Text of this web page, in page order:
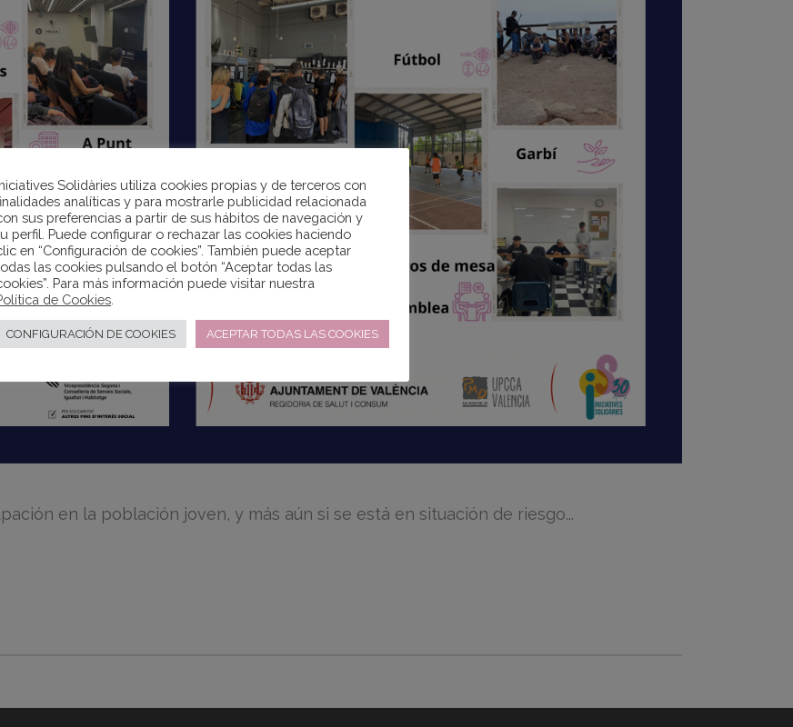
en la población joven, y más aún si se está en situación de riesgo...
Solidàries utiliza cookies propias y de terceros con
analíticas y para mostrarle publicidad relacionada
sus preferencias a partir de sus hábitos de navegación y
perfil. Puede configurar o rechazar las cookies haciendo
en “Configuración de cookies”. También puede aceptar
las cookies pulsando el botón “Aceptar todas las
Para más información puede visitar nuestra
de Cookies
CONFIGURACIÓN DE COOKIES ACEPTAR TODAS LAS COOKIES